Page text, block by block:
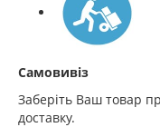
Самовивіз
Заберіть Ваш товар
доставку.